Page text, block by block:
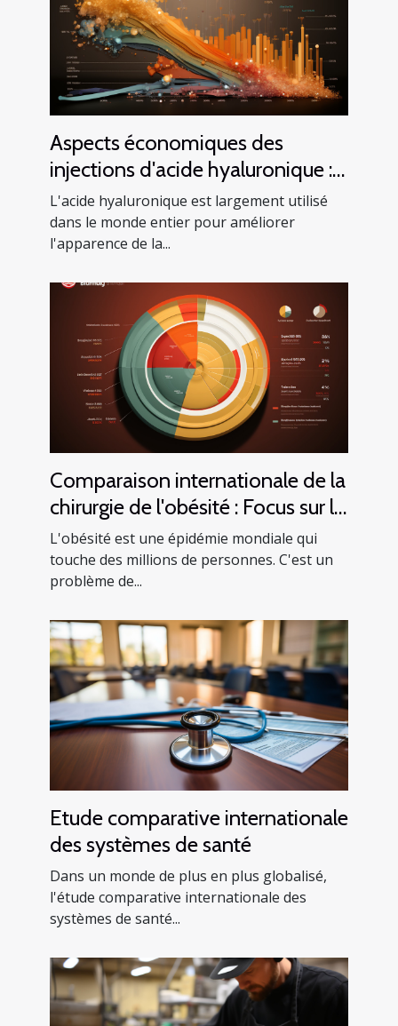
Aspects économiques des
injections d'acide hyaluronique :
Analyse du coût et du bénéfice
L'acide hyaluronique est largement utilisé
dans le monde entier pour améliorer
l'apparence de la...
Comparaison internationale de la
chirurgie de l'obésité : Focus sur la
Tunisie
L'obésité est une épidémie mondiale qui
touche des millions de personnes. C'est un
problème de...
Etude comparative internationale
des systèmes de santé
Dans un monde de plus en plus globalisé,
l'étude comparative internationale des
systèmes de santé...